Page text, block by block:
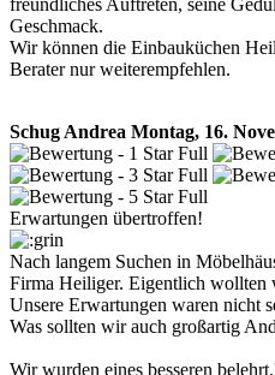
freundliches Auftreten, seine
Geschmack.
Wir können die Einbauküchen
Berater nur weiterempfehlen.
Schug Andrea Montag, 16.
Erwartungen übertroffen!
Nach langem Suchen in
Firma Heiliger. Eigentlich wollten
Unsere Erwartungen waren nicht
Was sollten wir auch großartig
Wir wurden eines besseren